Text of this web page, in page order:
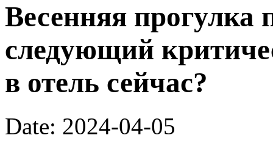
Весенняя прогулка
следующий
в отель сейчас?
Date: 2024-04-05